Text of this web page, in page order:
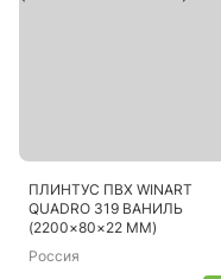
ПЛИНТУС ПВХ WINART
QUADRO 319 ВАНИЛЬ
(2200×80×22 ММ)
Россия